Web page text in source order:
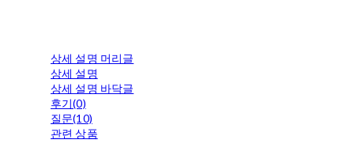
상세 설명 머리글
상세 설명
상세 설명 바닥글
후기(0)
질문(10)
관련 상품